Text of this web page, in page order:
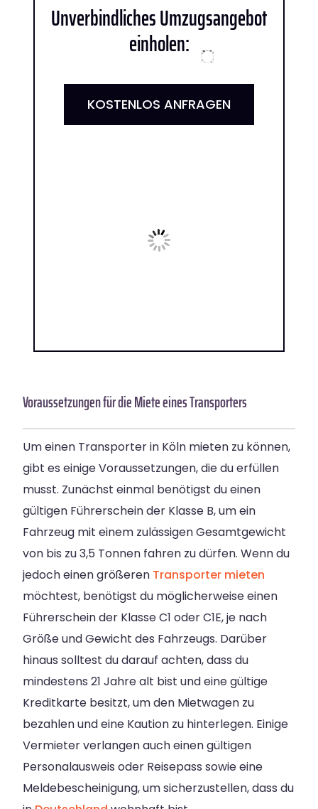
Unverbindliches Umzugsangebot
einholen:
KOSTENLOS ANFRAGEN
Voraussetzungen für die Miete eines Transporters
Um einen Transporter in Köln mieten zu können,
gibt es einige Voraussetzungen, die du erfüllen
musst. Zunächst einmal benötigst du einen
gültigen Führerschein der Klasse B, um ein
Fahrzeug mit einem zulässigen Gesamtgewicht
von bis zu 3,5 Tonnen fahren zu dürfen. Wenn du
jedoch einen größeren Transporter mieten
möchtest, benötigst du möglicherweise einen
Führerschein der Klasse C1 oder C1E, je nach
Größe und Gewicht des Fahrzeugs. Darüber
hinaus solltest du darauf achten, dass du
mindestens 21 Jahre alt bist und eine gültige
Kreditkarte besitzt, um den Mietwagen zu
bezahlen und eine Kaution zu hinterlegen. Einige
Vermieter verlangen auch einen gültigen
Personalausweis oder Reisepass sowie eine
Meldebescheinigung, um sicherzustellen, dass du